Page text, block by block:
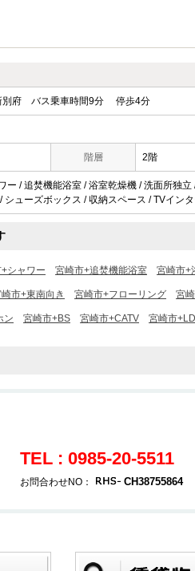
府 バス乗車時間9分 停歩4分
階層 2階
ー / 追焚機能浴室 / 浴室乾燥機 / 洗面所独
シューズボックス / 収納スペース / TVイン
シャワー 宮崎市+追焚機能浴室 宮崎市+
市+東南向き 宮崎市+フローリング 宮
ン 宮崎市+BS 宮崎市+CATV 宮崎市
TEL : 0985-20-5511
お問合わせNO： CH38755864